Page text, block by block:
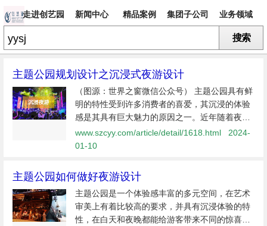
走进创艺园 新闻中心 精品案例 集团子公司 业务领域
搜索
主题公园规划设计之沉浸式夜游设计
（图源：世界之窗微信公众号） 主题公园具有鲜
明的特性受到许多消费者的喜爱，其沉浸的体验
感是其具有巨大魅力的原因之一。近年随着夜经
济的兴起，如何营造主题公园沉浸式夜游体验的
良好环境氛围成为业内许多学者重点研究的
www.szcyy.com/article/detail/1618.html
2024-
01-10
主题公园如何做好夜游设计
主题公园是一个体验感丰富的多元空间，在艺术
审美上有着比较高的要求，并具有沉浸体验的特
性，在白天和夜晚都能给游客带来不同的惊喜。